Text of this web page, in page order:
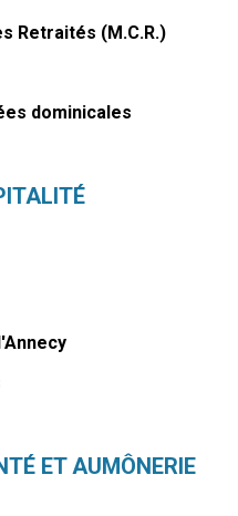
Retraités (M.C.R.)
dominicales
ET AUMÔNERIE